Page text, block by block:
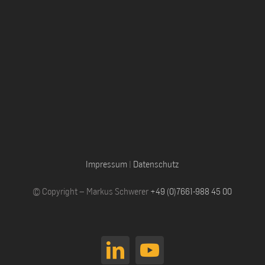
Impressum | Datenschutz
© Copyright – Markus Schwerer +49 (0)7661-988 45 00
LinkedInYouTube